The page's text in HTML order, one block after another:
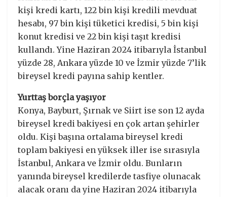
kişi kredi kartı, 122 bin kişi kredili mevduat
hesabı, 97 bin kişi tüketici kredisi, 5 bin kişi
konut kredisi ve 22 bin kişi taşıt kredisi
kullandı. Yine Haziran 2024 itibarıyla İstanbul
yüzde 28, Ankara yüzde 10 ve İzmir yüzde 7’lik
bireysel kredi payına sahip kentler.
Yurttaş borçla yaşıyor
Konya, Bayburt, Şırnak ve Siirt ise son 12 ayda
bireysel kredi bakiyesi en çok artan şehirler
oldu. Kişi başına ortalama bireysel kredi
toplam bakiyesi en yüksek iller ise sırasıyla
İstanbul, Ankara ve İzmir oldu. Bunların
yanında bireysel kredilerde tasfiye olunacak
alacak oranı da yine Haziran 2024 itibarıyla